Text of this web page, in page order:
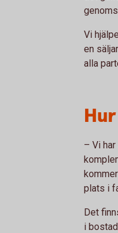
Vi
en
alla
– Vi
plats i
Det
i